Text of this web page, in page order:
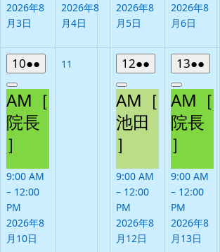
2026年8
月3日
2026年8
月4日
2026年8
月5日
2026年8
月6日
102026
年
8
月
10
●●
件
の
イ
Close
AM［
院長
］
9:00 AM
– 12:00
PM
2026年8
月10日
11 122026
年
8
月
12
●●
件
の
イ
Close
AM［
池田
］
9:00 AM
– 12:00
PM
2026年8
月12日
132026
年
8
月
13
●●
件
の
イ
Close
AM［
院長
］
9:00 AM
– 12:00
PM
2026年8
月13日